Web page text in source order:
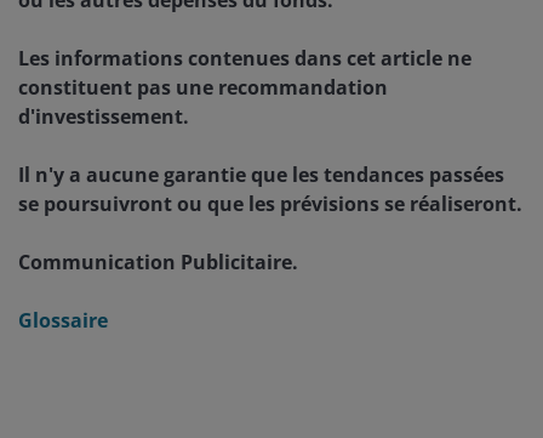
Les informations contenues dans cet article ne
constituent pas une recommandation
d'investissement.
Il n'y a aucune garantie que les tendances passées
se poursuivront ou que les prévisions se réaliseront.
Communication Publicitaire.
Glossaire